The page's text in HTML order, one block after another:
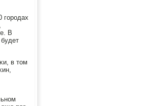
гοрοдах
В
в том